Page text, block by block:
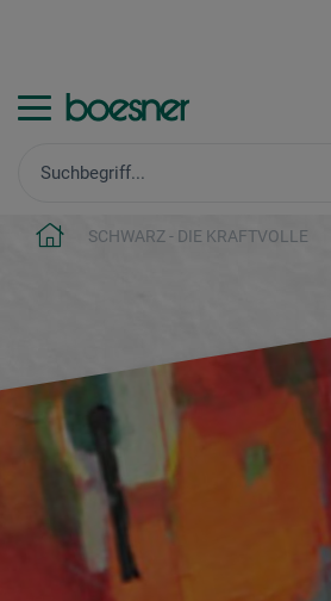
SCHWARZ - DIE KRAFTVOLLE